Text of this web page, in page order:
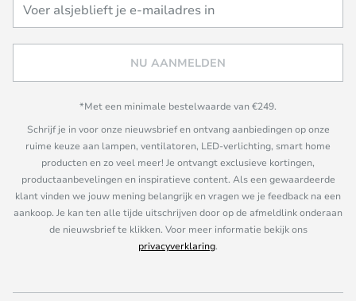
NU AANMELDEN
*Met een minimale bestelwaarde van €249.
Schrijf je in voor onze nieuwsbrief en ontvang aanbiedingen op onze
ruime keuze aan lampen, ventilatoren, LED-verlichting, smart home
producten en zo veel meer! Je ontvangt exclusieve kortingen,
productaanbevelingen en inspiratieve content. Als een gewaardeerde
klant vinden we jouw mening belangrijk en vragen we je feedback na een
aankoop. Je kan ten alle tijde uitschrijven door op de afmeldlink onderaan
de nieuwsbrief te klikken. Voor meer informatie bekijk ons
privacyverklaring.